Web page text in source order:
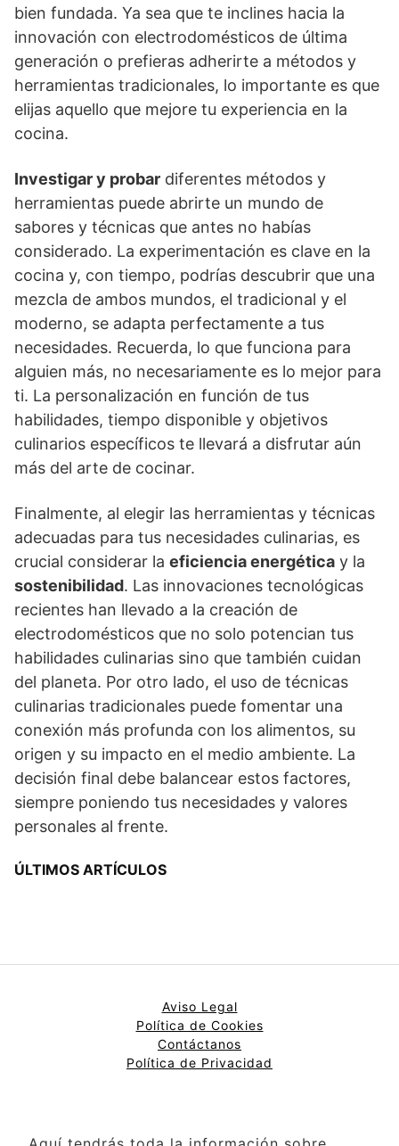
bien fundada. Ya sea que te inclines hacia la
innovación con electrodomésticos de última
generación o prefieras adherirte a métodos y
herramientas tradicionales, lo importante es que
elijas aquello que mejore tu experiencia en la
cocina.
Investigar y probar diferentes métodos y
herramientas puede abrirte un mundo de
sabores y técnicas que antes no habías
considerado. La experimentación es clave en la
cocina y, con tiempo, podrías descubrir que una
mezcla de ambos mundos, el tradicional y el
moderno, se adapta perfectamente a tus
necesidades. Recuerda, lo que funciona para
alguien más, no necesariamente es lo mejor para
ti. La personalización en función de tus
habilidades, tiempo disponible y objetivos
culinarios específicos te llevará a disfrutar aún
más del arte de cocinar.
Finalmente, al elegir las herramientas y técnicas
adecuadas para tus necesidades culinarias, es
crucial considerar la eficiencia energética y la
sostenibilidad. Las innovaciones tecnológicas
recientes han llevado a la creación de
electrodomésticos que no solo potencian tus
habilidades culinarias sino que también cuidan
del planeta. Por otro lado, el uso de técnicas
culinarias tradicionales puede fomentar una
conexión más profunda con los alimentos, su
origen y su impacto en el medio ambiente. La
decisión final debe balancear estos factores,
siempre poniendo tus necesidades y valores
personales al frente.
ÚLTIMOS ARTÍCULOS
Aviso Legal
Política de Cookies
Contáctanos
Política de Privacidad